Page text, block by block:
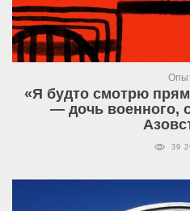
«Я будто смотрю
— дочь военного,
39